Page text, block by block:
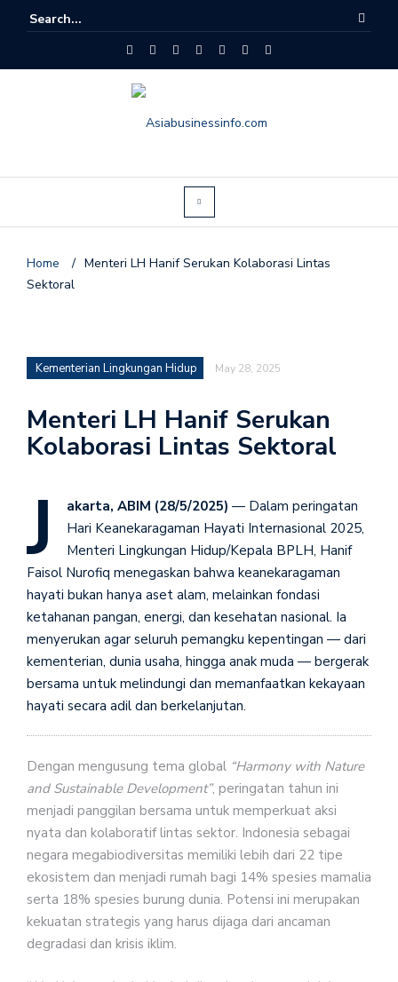
Home / Menteri LH Hanif Serukan Kolaborasi Lintas
Sektoral
Kementerian Lingkungan Hidup May 28, 2025
Menteri LH Hanif Serukan
Kolaborasi Lintas Sektoral
J akarta, ABIM (28/5/2025) — Dalam peringatan
Hari Keanekaragaman Hayati Internasional 2025,
Menteri Lingkungan Hidup/Kepala BPLH, Hanif
Faisol Nurofiq menegaskan bahwa keanekaragaman
hayati bukan hanya aset alam, melainkan fondasi
ketahanan pangan, energi, dan kesehatan nasional. Ia
menyerukan agar seluruh pemangku kepentingan — dari
kementerian, dunia usaha, hingga anak muda — bergerak
bersama untuk melindungi dan memanfaatkan kekayaan
hayati secara adil dan berkelanjutan.
Dengan mengusung tema global “Harmony with Nature
and Sustainable Development”, peringatan tahun ini
menjadi panggilan bersama untuk memperkuat aksi
nyata dan kolaboratif lintas sektor. Indonesia sebagai
negara megabiodiversitas memiliki lebih dari 22 tipe
ekosistem dan menjadi rumah bagi 14% spesies mamalia
serta 18% spesies burung dunia. Potensi ini merupakan
kekuatan strategis yang harus dijaga dari ancaman
degradasi dan krisis iklim.